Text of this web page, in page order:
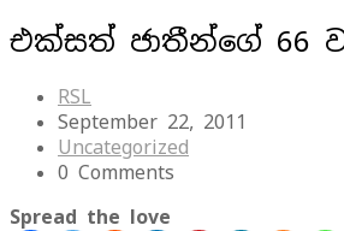
එක්සත් ජාතීන්ගේ 66
RSL
September 22, 2011
Uncategorized
0 Comments
Spread the love